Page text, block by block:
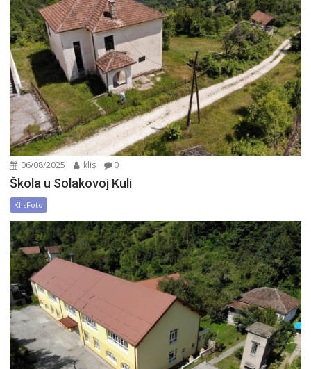
06/08/2025 klis 0
Škola u Solakovoj Kuli
KlisFoto